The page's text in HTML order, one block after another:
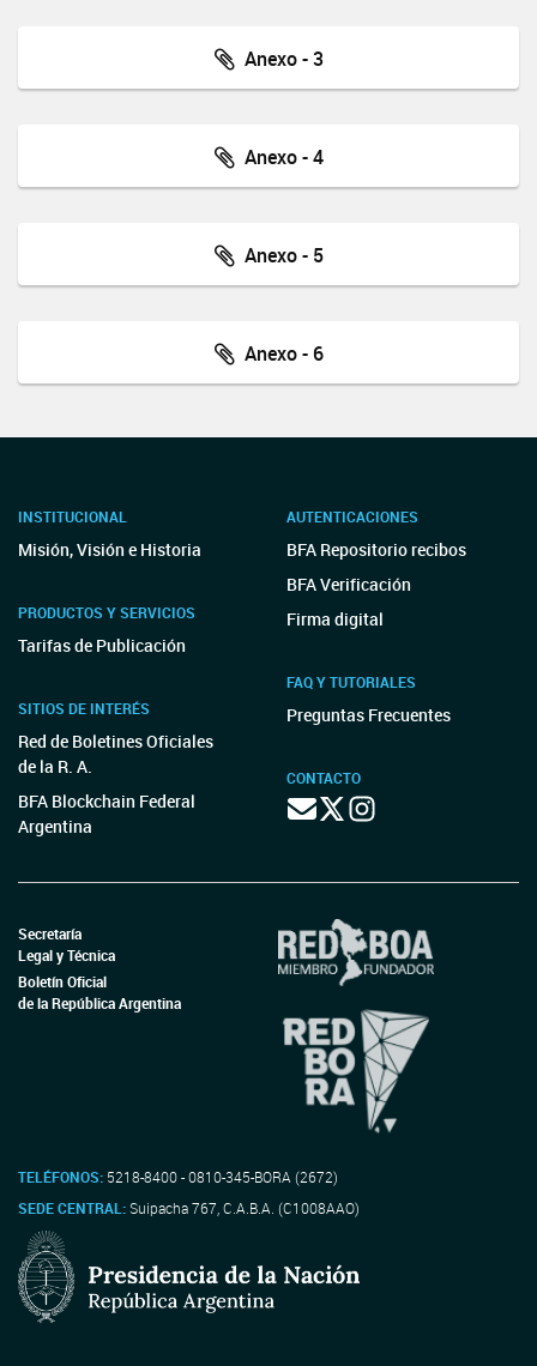
Anexo - 3
Anexo - 4
Anexo - 5
Anexo - 6
INSTITUCIONAL
Misión, Visión e Historia
PRODUCTOS Y SERVICIOS
Tarifas de Publicación
SITIOS DE INTERÉS
Red de Boletines Oficiales
de la R. A.
BFA Blockchain Federal
Argentina
AUTENTICACIONES
BFA Repositorio recibos
BFA Verificación
Firma digital
FAQ Y TUTORIALES
Preguntas Frecuentes
CONTACTO
Secretaría
Legal y Técnica
Boletín Oficial
de la República Argentina
TELÉFONOS: 5218-8400 - 0810-345-BORA (2672)
SEDE CENTRAL:Suipacha 767, C.A.B.A. (C1008AAO)